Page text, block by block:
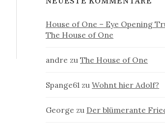
House of One – Eye Opening
The House of One
andre zuThe House of One
Spange61 zuWohnt hier Adolf?
George zu Der blümerante